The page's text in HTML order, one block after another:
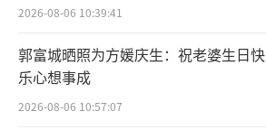
2026-08-06 10:39:41
郭富城晒照为方媛庆生：祝老婆生日快
乐心想事成
2026-08-06 10:57:07